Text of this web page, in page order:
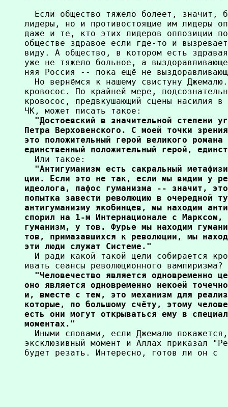
Если общество тяжело болеет, значит,
лидеры, но и противостоящие им лидеры
даже и те, кто этих лидеров оппозиции
обществе здравое если где-то и
виду. А общество, в котором есть
уже не тяжело больное, а
няя Россия -- пока ещё не
Но вернёмся к нашему свистуну
кровосос. По крайней мере,
кровосос, предвкушающий сцены насилия в
ЧК, может писать такое:
"Достоевский в значительной степени
Петра Верховенского. С моей точки
это положительный герой великого
единственный положительный герой,
Или такое:
"Антигуманизм есть сакральный
ции. Если это не так, если мы видим у
идеолога, пафос гуманизма -- значит,
попытка завести революцию в очередной
антигуманизму якобинцев, мы находим
спорил на 1-м Интернационале с
гуманизм, у тов. Фурье мы находим
тов, примазавшихся к революции, мы
эти люди служат Системе."
И ради какой такой цели собирается
ивать сеансы революционного
"Человечество является одновременно
оно является одновременно некоей
и, вместе с тем, это механизм для
которые, по большому счёту, этому
есть они могут открываться ему в
моментах."
Иными словами, если Джемалю
эксклюзивный момент и Аллах приказал
будет резать. Интересно, готов ли он с